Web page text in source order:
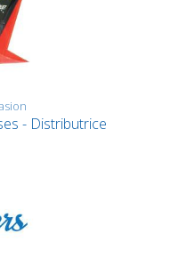
- Distributrice